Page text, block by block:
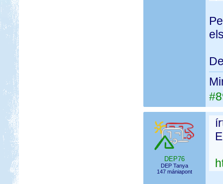
DEP76
DEP Tanya
147 mániapont